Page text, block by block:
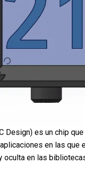
Design) es un chip
en las
oculta en las